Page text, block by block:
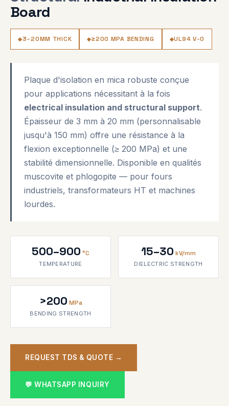
Board
3–20MM THICK ≥200 MPA BENDING UL94 V-0
Plaque d'isolation en mica robuste conçue
pour applications nécessitant à la fois
electrical insulation and structural support.
Épaisseur de 3 mm à 20 mm (personnalisable
jusqu'à 150 mm) offre une résistance à la
flexion exceptionnelle (≥ 200 MPa) et une
stabilité dimensionnelle. Disponible en qualités
muscovite et phlogopite — pour fours
industriels, transformateurs HT et machines
lourdes.
500–900 °C
TEMPERATURE
15–30 kV/mm
DIELECTRIC STRENGTH
>200 MPa
BENDING STRENGTH
REQUEST TDS & QUOTE →
💬 WHATSAPP INQUIRY